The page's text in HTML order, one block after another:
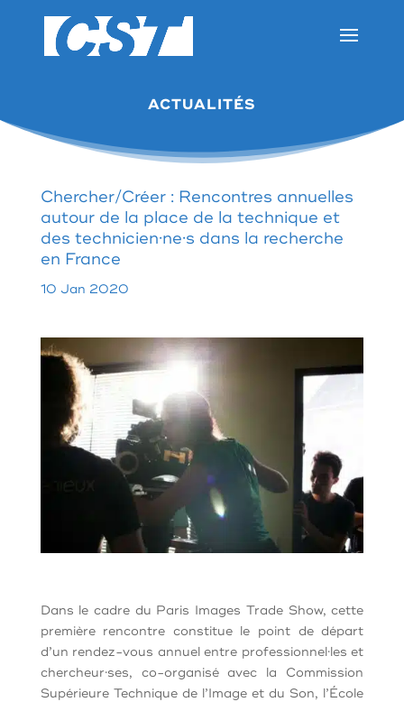
ACTUALITÉS
Chercher/Créer : Rencontres annuelles
autour de la place de la technique et
des technicien·ne·s dans la recherche
en France
10 Jan 2020
Dans le cadre du Paris Images Trade Show, cette
première rencontre constitue le point de départ
d’un rendez-vous annuel entre professionnel·les et
chercheur·ses, co-organisé avec la Commission
Supérieure Technique de l’Image et du Son, l’École